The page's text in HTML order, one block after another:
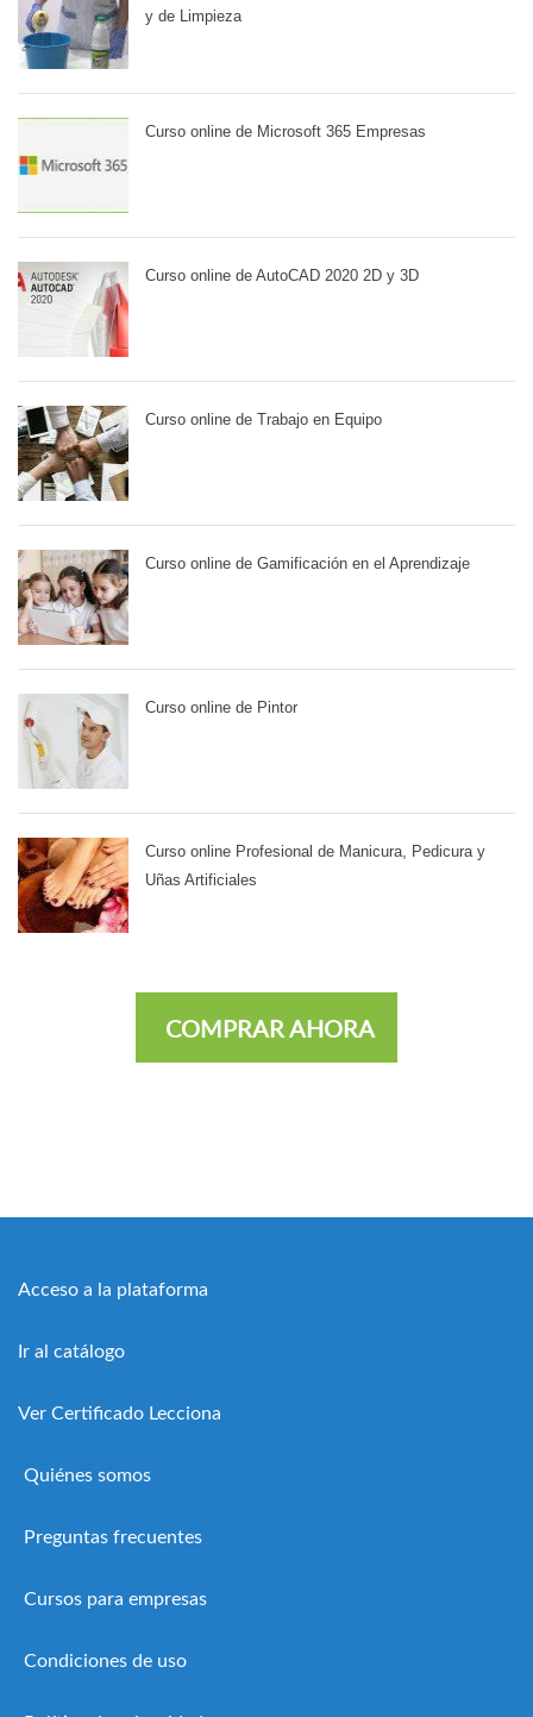
y de Limpieza
Curso online de Microsoft 365 Empresas
Curso online de AutoCAD 2020 2D y 3D
Curso online de Trabajo en Equipo
Curso online de Gamificación en el Aprendizaje
Curso online de Pintor
Curso online Profesional de Manicura, Pedicura y
Uñas Artificiales
COMPRAR AHORA
Acceso a la plataforma
Ir al catálogo
Ver Certificado Lecciona
Quiénes somos
Preguntas frecuentes
Cursos para empresas
Condiciones de uso